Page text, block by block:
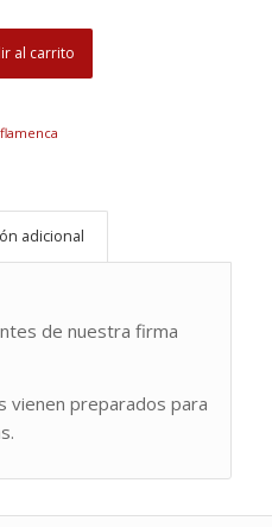
al carrito
adicional
de nuestra firma
vienen preparados para